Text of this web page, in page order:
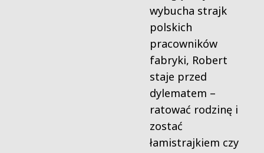
wybucha strajk
polskich
pracowników
fabryki, Robert
staje przed
dylematem –
ratować rodzinę i
zostać
łamistrajkiem czy